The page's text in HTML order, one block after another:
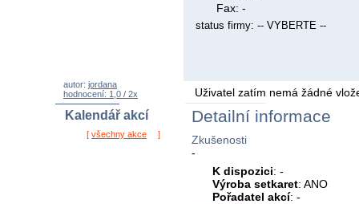
autor: jordana
hodnocení: 1,0 / 2x
Kalendář akcí
[ všechny akce ]
Fax: -
status firmy: -- VYBERTE --
Uživatel zatím nemá žádné
Detailní informace
Zkušenosti
-
K dispozici: -
Výroba setkaret: ANO
Pořadatel akcí: -